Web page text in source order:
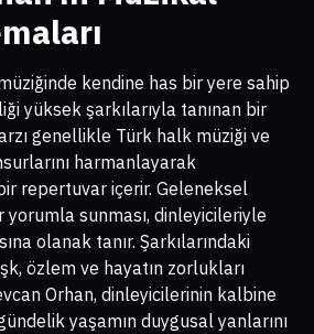
kendine has bir yere sahip
yüksek şarkılarıyla tanınan bir
genellikle Türk halk müziği ve
harmanlayarak
repertuvar içerir. Geleneksel
sunması, dinleyicileriyle
olanak tanır. Şarkılarındaki
özlem ve hayatın zorlukları
Orhan, dinleyicilerinin kalbine
yaşamın duygusal yanlarını